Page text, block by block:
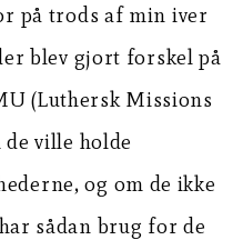
på trods af min iver
blev gjort forskel på
(Luthersk Missions
ville holde
og om de ikke
sådan brug for de